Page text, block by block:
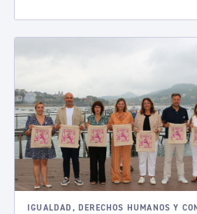
IGUALDAD, DERECHOS HUMANOS Y